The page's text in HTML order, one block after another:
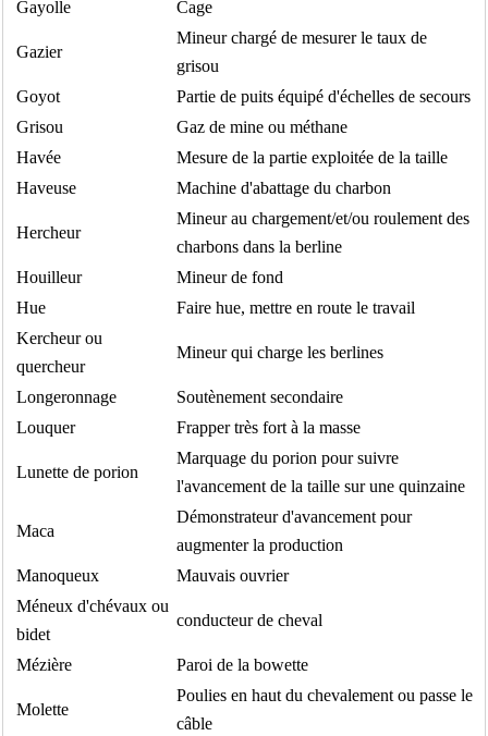
Gayolle Cage
Gazier
Mineur chargé de mesurer le taux de
grisou
Goyot
Partie de puits équipé d'échelles de secours
Grisou
Gaz de mine ou méthane
Havée
Mesure de la partie exploitée de la taille
Haveuse
Machine d'abattage du charbon
Hercheur
Mineur au chargement/et/ou roulement des
charbons dans la berline
Houilleur
Mineur de fond
Hue
Faire hue, mettre en route le travail
Kercheur ou
quercheur
Mineur qui charge les berlines
Longeronnage
Soutènement secondaire
Louquer
Frapper très fort à la masse
Lunette de porion
Marquage du porion pour suivre
l'avancement de la taille sur une quinzaine
Maca
Démonstrateur d'avancement pour
augmenter la production
Manoqueux
Mauvais ouvrier
Méneux d'chévaux ou
bidet
conducteur de cheval
Mézière Paroi de la bowette
Molette
Poulies en haut du chevalement ou passe le
câble